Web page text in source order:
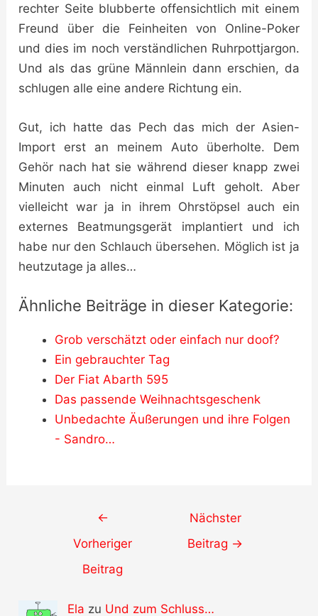
rechter Seite blubberte offensichtlich mit einem
Freund über die Feinheiten von Online-Poker
und dies im noch verständlichen Ruhrpottjargon.
Und als das grüne Männlein dann erschien, da
schlugen alle eine andere Richtung ein.
Gut, ich hatte das Pech das mich der Asien-
Import erst an meinem Auto überholte. Dem
Gehör nach hat sie während dieser knapp zwei
Minuten auch nicht einmal Luft geholt. Aber
vielleicht war ja in ihrem Ohrstöpsel auch ein
externes Beatmungsgerät implantiert und ich
habe nur den Schlauch übersehen. Möglich ist ja
heutzutage ja alles…
Ähnliche Beiträge in dieser Kategorie:
Grob verschätzt oder einfach nur doof?
Ein gebrauchter Tag
Der Fiat Abarth 595
Das passende Weihnachtsgeschenk
Unbedachte Äußerungen und ihre Folgen
- Sandro…
←
Vorheriger
Beitrag
Nächster
Beitrag →
Ela zu Und zum Schluss…